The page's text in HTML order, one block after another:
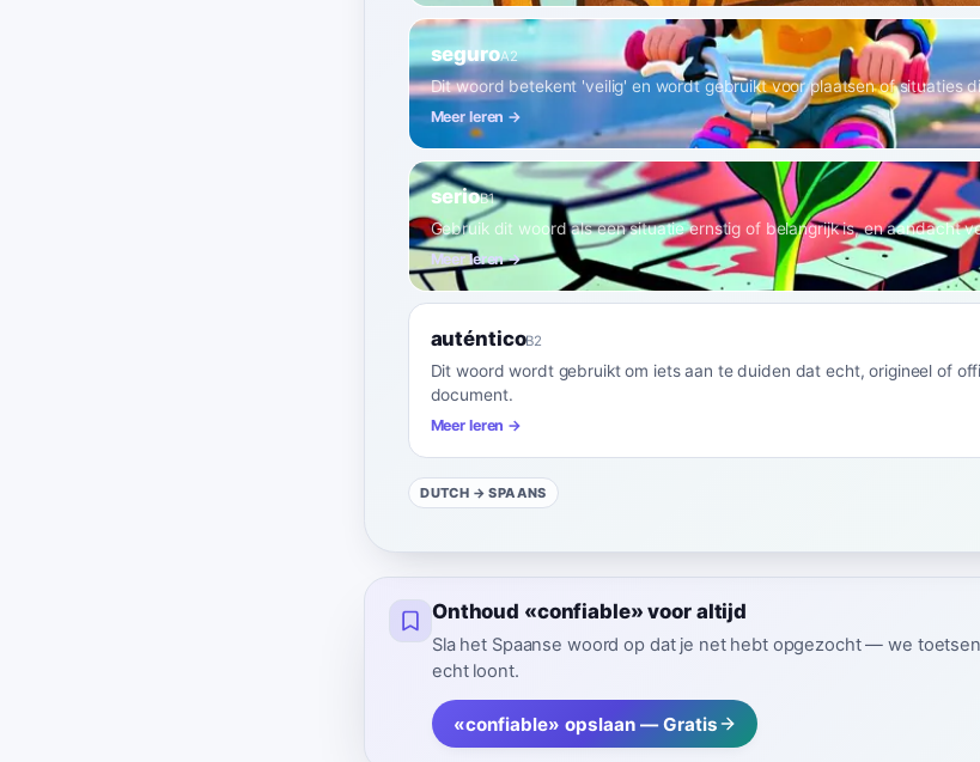
seguroA2
Dit woord betekent 'veilig' en wordt gebruikt voor plaatsen of situaties
Meer leren →
serioB1
Gebruik dit woord als een situatie ernstig of belangrijk is, en aandacht
Meer leren →
auténticoB2
Dit woord wordt gebruikt om iets aan te duiden dat echt, origineel of
document.
Meer leren →
DUTCH → SPAANS
Onthoud «confiable» voor altijd
Sla het Spaanse woord op dat je net hebt opgezocht — we
echt loont.
«confiable» opslaan — Gratis